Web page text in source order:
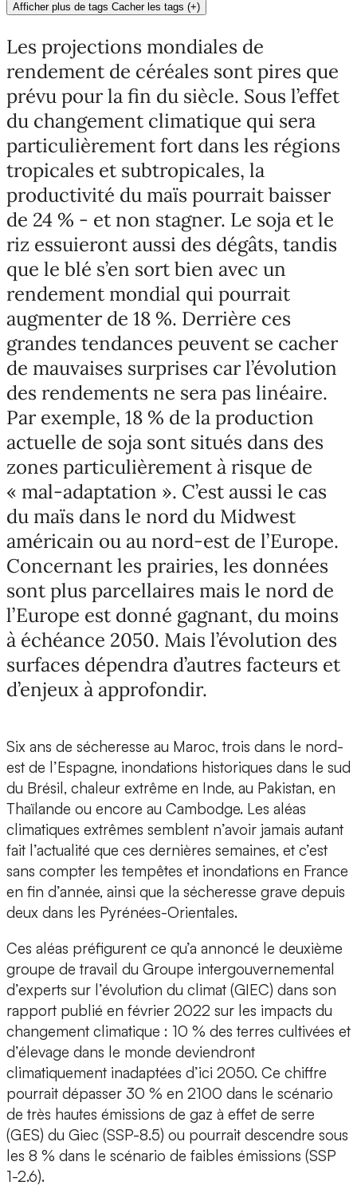
Afficher plus de tags Cacher les tags (+)
Les projections mondiales de
rendement de céréales sont pires que
prévu pour la fin du siècle. Sous l’effet
du changement climatique qui sera
particulièrement fort dans les régions
tropicales et subtropicales, la
productivité du maïs pourrait baisser
de 24 % - et non stagner. Le soja et le
riz essuieront aussi des dégâts, tandis
que le blé s’en sort bien avec un
rendement mondial qui pourrait
augmenter de 18 %. Derrière ces
grandes tendances peuvent se cacher
de mauvaises surprises car l’évolution
des rendements ne sera pas linéaire.
Par exemple, 18 % de la production
actuelle de soja sont situés dans des
zones particulièrement à risque de
« mal-adaptation ». C’est aussi le cas
du maïs dans le nord du Midwest
américain ou au nord-est de l’Europe.
Concernant les prairies, les données
sont plus parcellaires mais le nord de
l’Europe est donné gagnant, du moins
à échéance 2050. Mais l’évolution des
surfaces dépendra d’autres facteurs et
d’enjeux à approfondir.
Six ans de sécheresse au Maroc, trois dans le nord-
est de l’Espagne, inondations historiques dans le sud
du Brésil, chaleur extrême en Inde, au Pakistan, en
Thaïlande ou encore au Cambodge. Les aléas
climatiques extrêmes semblent n’avoir jamais autant
fait l’actualité que ces dernières semaines, et c’est
sans compter les tempêtes et inondations en France
en fin d’année, ainsi que la sécheresse grave depuis
deux dans les Pyrénées-Orientales.
Ces aléas préfigurent ce qu’a annoncé le deuxième
groupe de travail du Groupe intergouvernemental
d’experts sur l’évolution du climat (GIEC) dans son
rapport publié en février 2022 sur les impacts du
changement climatique : 10 % des terres cultivées et
d’élevage dans le monde deviendront
climatiquement inadaptées d’ici 2050. Ce chiffre
pourrait dépasser 30 % en 2100 dans le scénario
de très hautes émissions de gaz à effet de serre
(GES) du Giec (SSP-8.5) ou pourrait descendre sous
les 8 % dans le scénario de faibles émissions (SSP
1-2.6).